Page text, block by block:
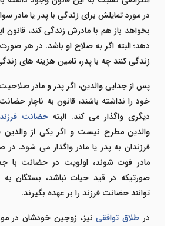
در مورد تمایلش برای زندگی با پدر یا مادر
بخواهد باز هم با مادرش زندگی کند، قانون
دهد؛ البته اگر به صلاح او باشد. در هر
زندگی کنند چه با پدر، تامین هزینه های
پس از جدایی والدین، اگر پدر و مادر صلاحیت
خود را نداشته باشند، قانون به ناچار
دیگری واگذار می کند. البتهحضانت فرزند
والدین مطرح نیست و اگر یکی از
فرزندان به پدر یا مادر واگذار می شود.
مادر فوت شوند، اولویت در حضانت با
صورتیکه در قید حیات نباشد، بستگان
توانند حضانت فرزند را بر عهده بگیرند.
در طلاق توافقینیز، زوجین خودشان در